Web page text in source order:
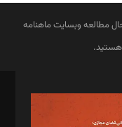
مطالعه وبسایت ماهنامه